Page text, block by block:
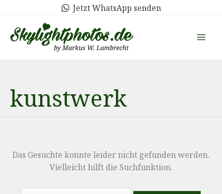
springen
Jetzt WhatsApp senden
kunstwerk
Das Gesuchte konnte leider nicht gefunden werden.
Vielleicht hilft die Suchfunktion.